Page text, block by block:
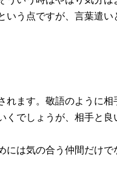
う点ですが、言葉遣い
ます。敬語のように
でしょうが、相手と
は気の合う仲間だけ